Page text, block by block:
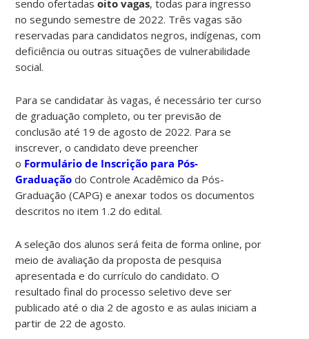
sendo ofertadasoito vagas, todas para ingresso
no segundo semestre de 2022. Três vagas são
reservadas para candidatos negros, indígenas, com
deficiência ou outras situações de vulnerabilidade
social.
Para se candidatar às vagas, é necessário ter curso
de graduação completo, ou ter previsão de
conclusão até 19 de agosto de 2022. Para se
inscrever, o candidato deve preencher
o Formulário de Inscrição para Pós-
Graduação do Controle Acadêmico da Pós-
Graduação (CAPG) e anexar todos os documentos
descritos no item 1.2 do edital.
A seleção dos alunos será feita de forma online, por
meio de avaliação da proposta de pesquisa
apresentada e do currículo do candidato. O
resultado final do processo seletivo deve ser
publicado até o dia 2 de agosto e as aulas iniciam a
partir de 22 de agosto.